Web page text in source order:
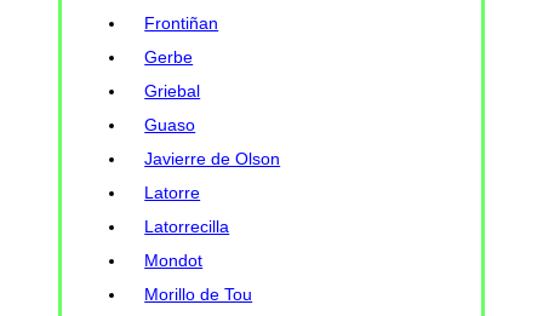
Frontiñan
Gerbe
Griebal
Guaso
Javierre de Olson
Latorre
Latorrecilla
Mondot
Morillo de Tou